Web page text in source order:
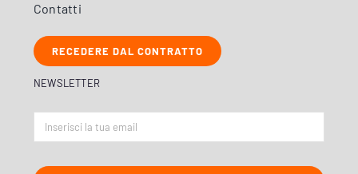
Contatti
RECEDERE DAL CONTRATTO
NEWSLETTER